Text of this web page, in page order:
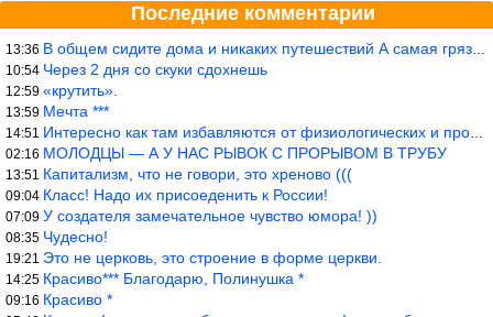
Последние комментарии
13:36 В общем сидите дома и никаких путешествий А самая грязная в от
10:54 Через 2 дня со скуки сдохнешь
12:59 «крутить».
13:59 Мечта ***
14:51 Интересно как там избавляются от физиологических и прочих отходо
02:16 МОЛОДЦЫ — А У НАС РЫВОК С ПРОРЫВОМ В ТРУБУ
13:51 Капитализм, что не говори, это хреново (((
09:04 Класс! Надо их присоеденить к России!
07:09 У создателя замечательное чувство юмора! ))
08:35 Чудесно!
19:21 Это не церковь, это строение в форме церкви.
14:25 Красиво*** Благодарю, Полинушка *
09:16 Красиво *